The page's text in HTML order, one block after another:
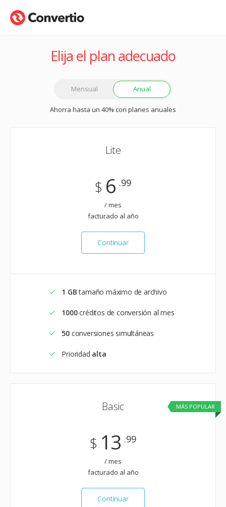
Elija el plan adecuado
Mensual Anual
Ahorra hasta un 40% con planes anuales
Lite
$ 6 .99
/ mes
facturado al año
Continuar
1 GBtamaño máximo de archivo
1000créditos de conversión al mes
50 conversiones simultáneas
Prioridad alta
MÁS POPULAR
Basic
$ 13 .99
/ mes
facturado al año
Continuar